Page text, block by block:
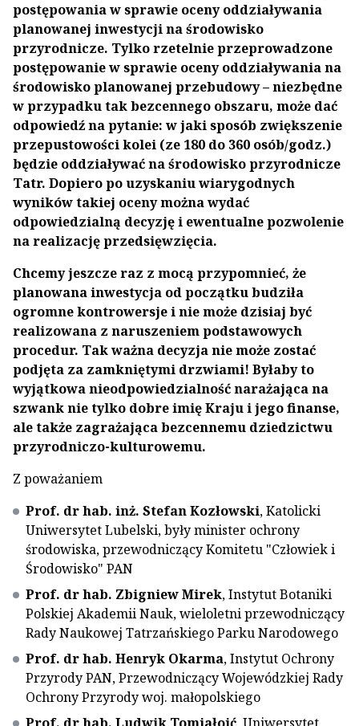
postępowania w sprawie oceny oddziaływania
planowanej inwestycji na środowisko
przyrodnicze. Tylko rzetelnie przeprowadzone
postępowanie w sprawie oceny oddziaływania na
środowisko planowanej przebudowy – niezbędne
w przypadku tak bezcennego obszaru, może dać
odpowiedź na pytanie: w jaki sposób zwiększenie
przepustowości kolei (ze 180 do 360 osób/godz.)
będzie oddziaływać na środowisko przyrodnicze
Tatr. Dopiero po uzyskaniu wiarygodnych
wyników takiej oceny można wydać
odpowiedzialną decyzję i ewentualne pozwolenie
na realizację przedsięwzięcia.
Chcemy jeszcze raz z mocą przypomnieć, że
planowana inwestycja od początku budziła
ogromne kontrowersje i nie może dzisiaj być
realizowana z naruszeniem podstawowych
procedur. Tak ważna decyzja nie może zostać
podjęta za zamkniętymi drzwiami! Byłaby to
wyjątkowa nieodpowiedzialność narażająca na
szwank nie tylko dobre imię Kraju i jego finanse,
ale także zagrażająca bezcennemu dziedzictwu
przyrodniczo-kulturowemu.
Z poważaniem
Prof. dr hab. inż. Stefan Kozłowski, Katolicki
Uniwersytet Lubelski, były minister ochrony
środowiska, przewodniczący Komitetu "Człowiek i
Środowisko" PAN
Prof. dr hab. Zbigniew Mirek, Instytut Botaniki
Polskiej Akademii Nauk, wieloletni przewodniczący
Rady Naukowej Tatrzańskiego Parku Narodowego
Prof. dr hab. Henryk Okarma, Instytut Ochrony
Przyrody PAN, Przewodniczący Wojewódzkiej Rady
Ochrony Przyrody woj. małopolskiego